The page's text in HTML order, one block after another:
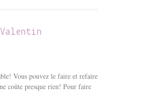
Vous pouvez le faire et refaire
coûte presque rien! Pour faire